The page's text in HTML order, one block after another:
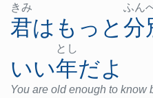
きみ
君は もっと
ふん
分
いい
とし
年だよ
You are old enough to know